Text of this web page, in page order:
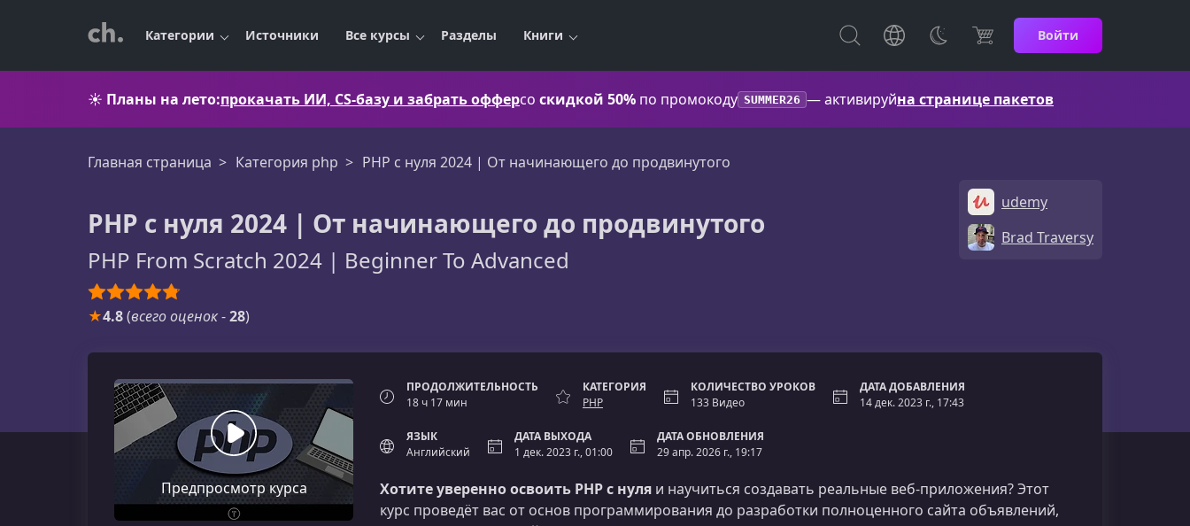
Категории Источники Все курсы Разделы Книги Войти
☀️ Планы на лето:прокачать ИИ, CS-базу и забрать офферсо скидкой 50% по промокоду SUMMER26 — активируйна странице пакетов
Главная страница Категория php PHP с нуля 2024 | От начинающего до продвинутого
PHP с нуля 2024 | От начинающего до продвинутого
PHP From Scratch 2024 | Beginner To Advanced
udemy
Brad Traversy
★4.8(всего оценок-28)
Предпросмотр курса
ПРОДОЛЖИТЕЛЬНОСТЬ
18 ч 17 мин
КАТЕГОРИЯ
PHP
КОЛИЧЕСТВО УРОКОВ
133 Видео
ДАТА ДОБАВЛЕНИЯ
14 дек. 2023 г., 17:43
ЯЗЫК
Английский
ДАТА ВЫХОДА
1 дек. 2023 г., 01:00
ДАТА ОБНОВЛЕНИЯ
29 апр. 2026 г., 19:17
Хотите уверенно освоить PHP с нуля и научиться создавать реальные веб‑приложения? Этот
курс проведёт вас от основ программирования до разработки полноценного сайта объявлений,